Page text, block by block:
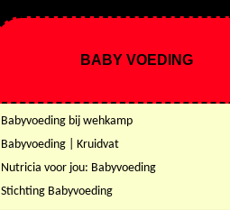
BABY VOEDING
Babyvoeding bij wehkamp
Babyvoeding | Kruidvat
Nutricia voor jou: Babyvoeding
Stichting Babyvoeding